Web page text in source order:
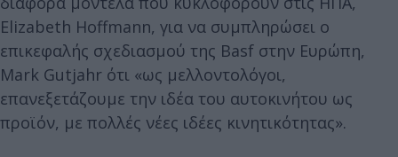
Elizabeth Hoffmann, για να συμπληρώσει ο
επικεφαλής σχεδιασμού της Basf στην Ευρώπη,
Mark Gutjahr ότι «ως μελλοντολόγοι,
επανεξετάζουμε την ιδέα του αυτοκινήτου ως
προϊόν, με πολλές νέες ιδέες κινητικότητας».